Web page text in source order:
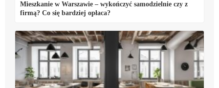
Mieszkanie w Warszawie – wykończyć samodzielnie czy z
firmą? Co się bardziej opłaca?